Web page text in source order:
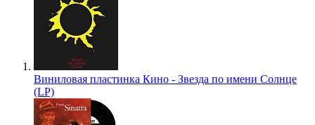
Виниловая пластинка Кино - Звезда по имени Солнце
(LP)